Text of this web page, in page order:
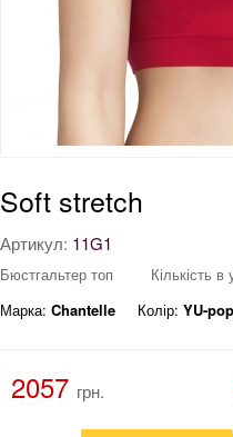
Soft stretch
Артикул: 11G1
Бюстгальтер топ
Кількість в
Марка: Chantelle Колір: YU-
2057 грн.